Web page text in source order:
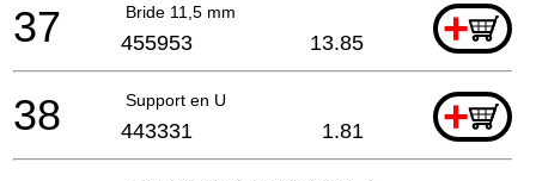
Bride 11,5 mm +
37 455953 13.85
Support en U +
38 443331 1.81